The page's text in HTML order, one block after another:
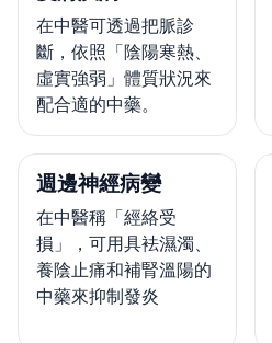
在中醫可透過把脈診
斷，依照「陰陽寒熱、
虛實強弱」體質狀況來
配合適的中藥。
週邊神經病變
在中醫稱「經絡受
損」，可用具袪濕濁、
養陰止痛和補腎溫陽的
中藥來抑制發炎